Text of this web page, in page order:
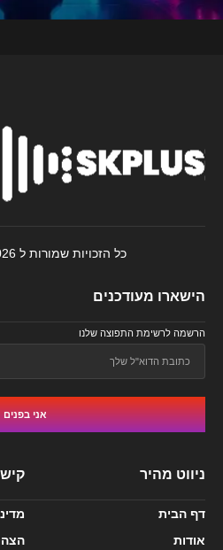
הישארו מעודכנים
הרשמה לרשימת התפוצה שלנו
אני בפנים
ניווט מהיר
דף הבית
אודות
כל הזכויות שמורות ל SKPLUS © 2026